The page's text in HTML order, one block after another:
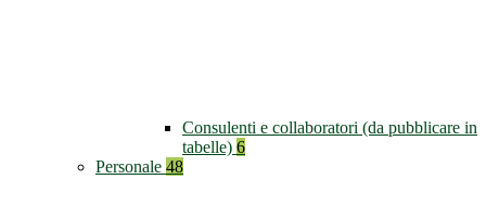
Consulenti e collaboratori (da pubblicare in
tabelle) 6
Personale 48